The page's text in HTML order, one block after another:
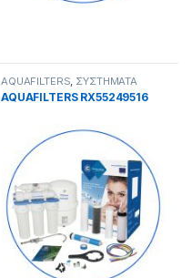
AQUAFILTERS ΣΥΣΤΗΜΑΤΑ
ΑΝΤΙΣΤΡΟΦΗΣ ΟΣΜΟΣΗΣ
AQUAFILTERS RX55249516